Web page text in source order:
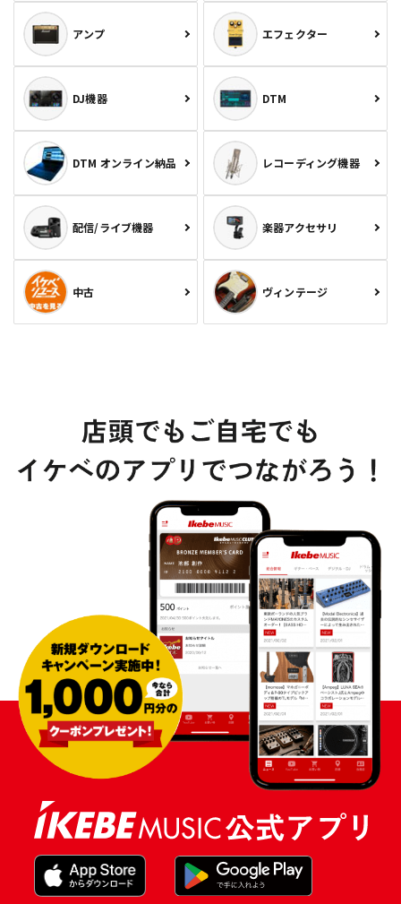
アンプ エフェクター
DJ機器 DTM
DTM オンライン納品 レコーディング機器
配信/ライブ機器 楽器アクセサリ
中古 ヴィンテージ